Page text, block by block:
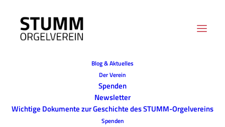
Blog & Aktuelles
Der Verein
Spenden
Newsletter
Wichtige Dokumente zur Geschichte des STUMM-Orgelvereins
Spenden